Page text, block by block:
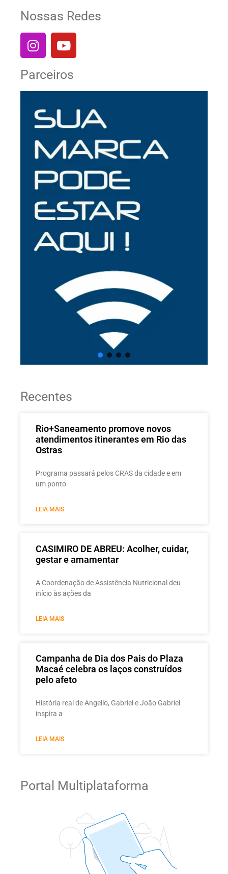
Nossas Redes
Parceiros
Recentes
Rio+Saneamento promove novos
atendimentos itinerantes em Rio das
Ostras
Programa passará pelos CRAS da cidade e em
um ponto
LEIA MAIS
CASIMIRO DE ABREU: Acolher, cuidar,
gestar e amamentar
A Coordenação de Assistência Nutricional deu
início às ações da
LEIA MAIS
Campanha de Dia dos Pais do Plaza
Macaé celebra os laços construídos
pelo afeto
História real de Angello, Gabriel e João Gabriel
inspira a
LEIA MAIS
Portal Multiplataforma